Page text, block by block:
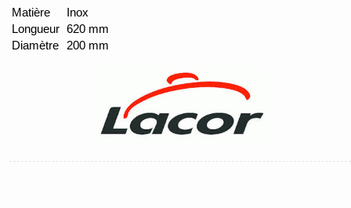
Matière
Inox
Longueur 620 mm
Diamètre
200 mm